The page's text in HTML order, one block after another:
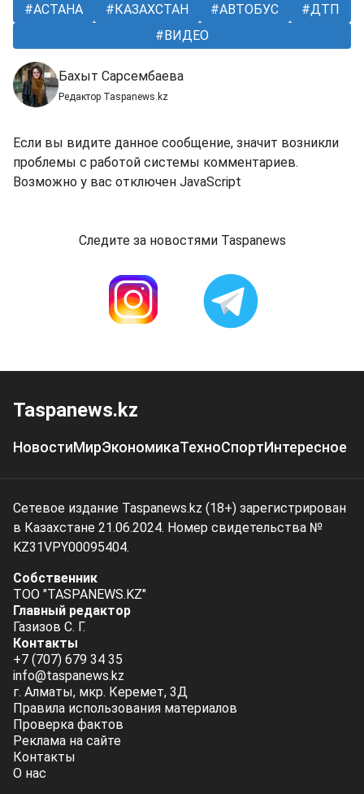
АСТАНА КАЗАХСТАН АВТОБУС
ДТП
ВИДЕО
Бахыт Сарсембаева
Редактор Taspanews.kz
Если вы видите данное сообщение, значит возникли
проблемы с работой системы комментариев.
Возможно у вас отключен JavaScript
Следите за новостями Taspanews
Taspanews.kz
НовостиМирЭкономикаТехноСпортИнтересное
Сетевое издание Taspanews.kz (18+) зарегистрирован
в Казахстане 21.06.2024. Номер свидетельства №
KZ31VPY00095404.
Собственник
ТОО "TASPANEWS.KZ"
Главный редактор
Газизов С. Г.
Контакты
+7 (707) 679 34 35
info@taspanews.kz
г. Алматы, мкр. Керемет, 3Д
Правила использования материалов
Проверка фактов
Реклама на сайте
Контакты
О нас